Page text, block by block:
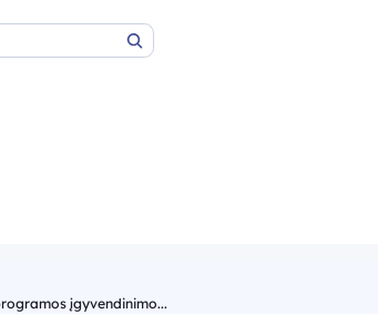
Paieška
įgyvendinimo...